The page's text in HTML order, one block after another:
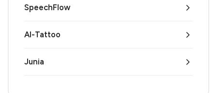
SpeechFlow
AI-Tattoo
Junia